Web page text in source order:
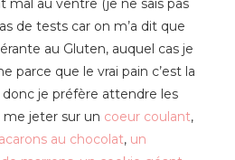
mal au ventre (je ne sais pas
de tests car on m’a dit que
au Gluten, auquel cas je
parce que le vrai pain c’est la
donc je préfère attendre les
jeter sur un coeur coulant,
au chocolat, un